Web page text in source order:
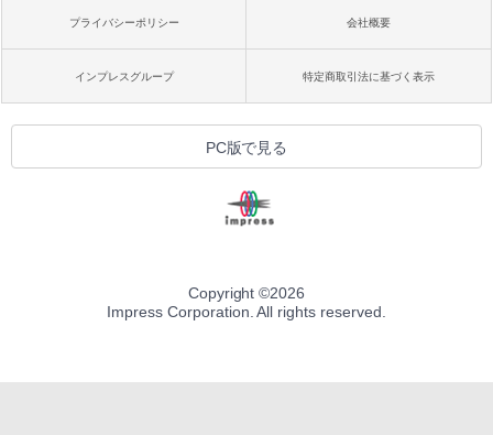
プライバシーポリシー 会社概要
インプレスグループ 特定商取引法に基づく表示
PC版で見る
Copyright ©2026
Impress Corporation. All rights reserved.